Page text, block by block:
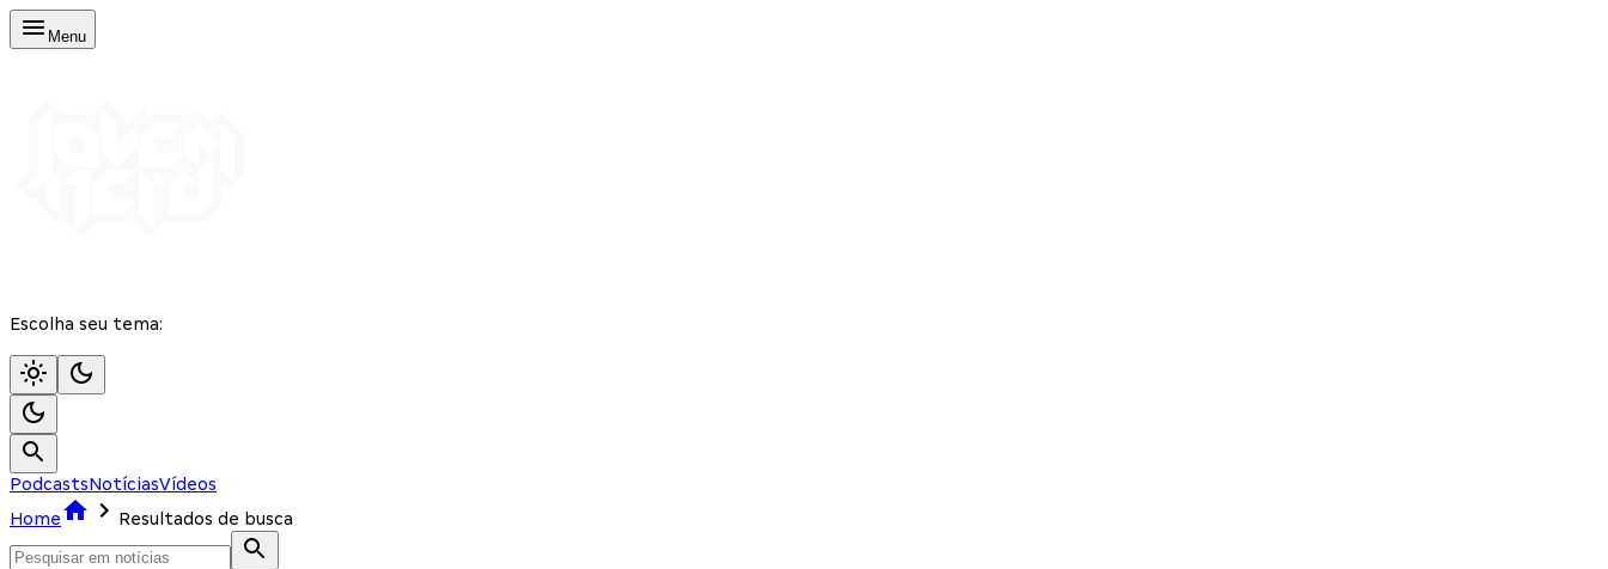
Menu
Escolha seu tema:
PodcastsNotíciasVídeos
Home
Resultados de busca